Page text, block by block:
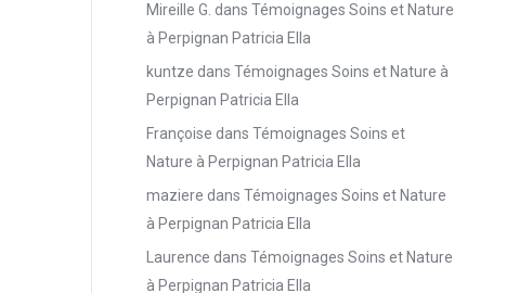
Mireille G. dans Témoignages Soins et Nature
à Perpignan Patricia Ella
kuntze dans Témoignages Soins et Nature à
Perpignan Patricia Ella
Françoise dans Témoignages Soins et
Nature à Perpignan Patricia Ella
maziere dans Témoignages Soins et Nature
à Perpignan Patricia Ella
Laurence dans Témoignages Soins et Nature
à Perpignan Patricia Ella